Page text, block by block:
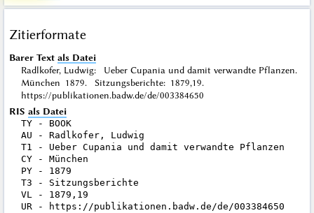
Zitierformate
Barer Text als Datei
Radlkofer, Ludwig: Ueber Cupania und damit verwandte Pflanzen.
München 1879. Sitzungsberichte: 1879,19.
https://publikationen.badw.de/de/003384650
RIS als Datei
TY - BOOK
AU - Radlkofer, Ludwig
T1 - Ueber Cupania und damit verwandte Pflanzen
CY - München
PY - 1879
T3 - Sitzungsberichte
VL - 1879,19
UR - https://publikationen.badw.de/de/003384650